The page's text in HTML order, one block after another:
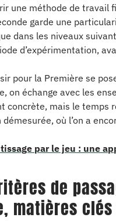
une méthode de travail
garde une
dans les niveaux
d’expérimentation,
pour la Première se
on échange avec les
concrète, mais le
où l’on a
par le jeu : une
de
matières